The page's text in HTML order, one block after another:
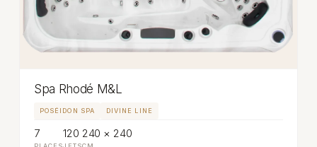
Spa Rhodé M&L
POSÉIDON SPA DIVINE LINE
7 120 240 × 240